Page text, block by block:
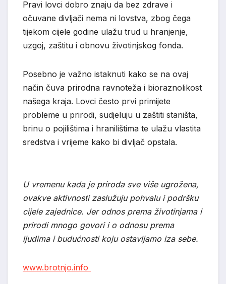
Pravi lovci dobro znaju da bez zdrave i
očuvane divljači nema ni lovstva, zbog čega
tijekom cijele godine ulažu trud u hranjenje,
uzgoj, zaštitu i obnovu životinjskog fonda.
Posebno je važno istaknuti kako se na ovaj
način čuva prirodna ravnoteža i bioraznolikost
našega kraja. Lovci često prvi primijete
probleme u prirodi, sudjeluju u zaštiti staništa,
brinu o pojilištima i hranilištima te ulažu vlastita
sredstva i vrijeme kako bi divljač opstala.
U vremenu kada je priroda sve više ugrožena,
ovakve aktivnosti zaslužuju pohvalu i podršku
cijele zajednice. Jer odnos prema životinjama i
prirodi mnogo govori i o odnosu prema
ljudima i budućnosti koju ostavljamo iza sebe.
www.brotnjo.info